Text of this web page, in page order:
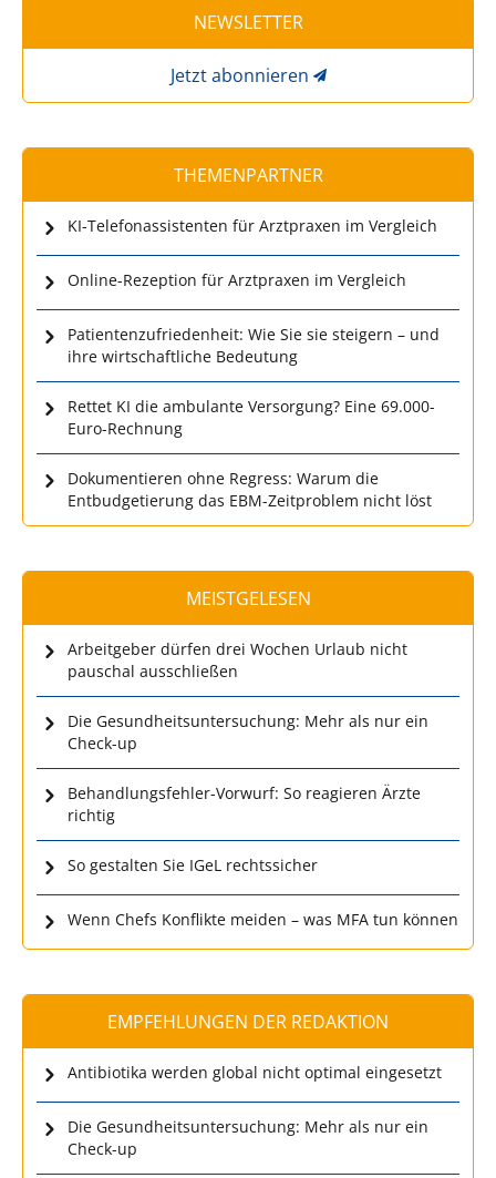
NEWSLETTER
Jetzt abonnieren
THEMENPARTNER
KI-Telefonassistenten für Arztpraxen im Vergleich
Online-Rezeption für Arztpraxen im Vergleich
Patientenzufriedenheit: Wie Sie sie steigern – und
ihre wirtschaftliche Bedeutung
Rettet KI die ambulante Versorgung? Eine 69.000-
Euro-Rechnung
Dokumentieren ohne Regress: Warum die
Entbudgetierung das EBM-Zeitproblem nicht löst
MEISTGELESEN
Arbeitgeber dürfen drei Wochen Urlaub nicht
pauschal ausschließen
Die Gesundheitsuntersuchung: Mehr als nur ein
Check-up
Behandlungsfehler-Vorwurf: So reagieren Ärzte
richtig
So gestalten Sie IGeL rechtssicher
Wenn Chefs Konflikte meiden – was MFA tun können
EMPFEHLUNGEN DER REDAKTION
Antibiotika werden global nicht optimal eingesetzt
Die Gesundheitsuntersuchung: Mehr als nur ein
Check-up